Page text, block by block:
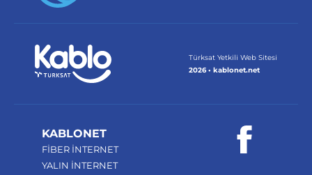
Türksat Yetkili Web Sitesi
2026 • kablonet.net
KABLONET
FİBER İNTERNET
YALIN İNTERNET